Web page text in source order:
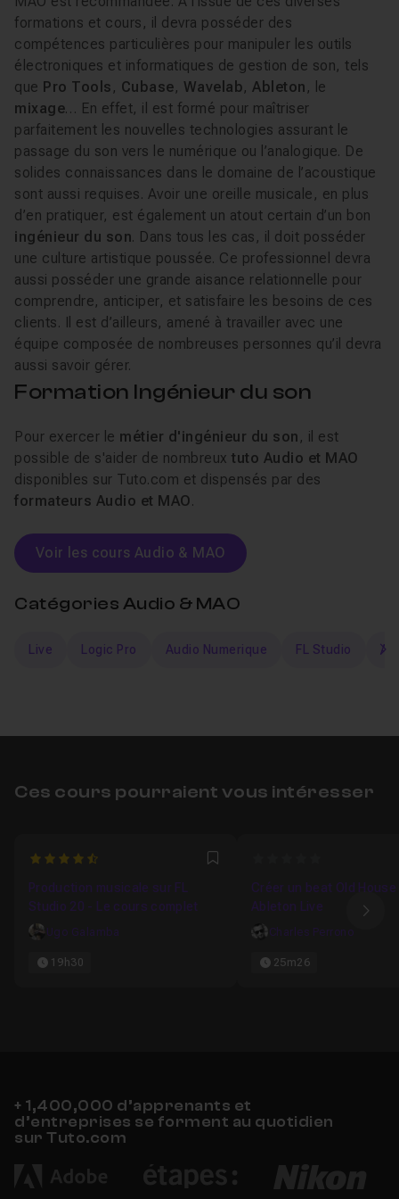
formations et cours, il devra posséder des
compétences particulières pour manipuler les outils
électroniques et informatiques de gestion de son, tels
que Pro Tools , Cubase, Wavelab, Ableton , le
mixage… En effet, il est formé pour maîtriser
parfaitement les nouvelles technologies assurant le
passage du son vers le numérique ou l’analogique. De
solides connaissances dans le domaine de l’acoustique
sont aussi requises. Avoir une oreille musicale, en plus
d’en pratiquer, est également un atout certain d’un bon
ingénieur du son. Dans tous les cas, il doit posséder
une culture artistique poussée. Ce professionnel devra
aussi posséder une grande aisance relationnelle pour
comprendre, anticiper, et satisfaire les besoins de ces
clients. Il est d’ailleurs, amené à travailler avec une
équipe composée de nombreuses personnes qu’il devra
aussi savoir gérer.
Formation Ingénieur du son
Pour exercer le métier d'ingénieur du son , il est
possible de s'aider de nombreux tuto Audio et MAO
disponibles sur Tuto.com et dispensés par des
formateurs Audio et MAO.
Voir les cours Audio & MAO
Catégories Audio & MAO
Live Logic Pro Audio Numerique FL Studio
Ces cours pourraient vous intéresser
4.9444444444444 Favori
Production musicale sur FL
Studio 20 - Le cours complet
Ugo Galamba
19h30
Créer un beat Old
Ableton Live
Charles Perrono
25m26
+ 1,400,000 d’apprenants et
d’entreprises se forment au quotidien
sur Tuto.com